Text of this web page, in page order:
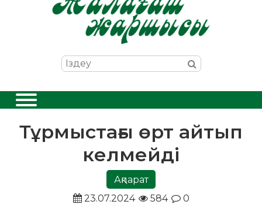
Тұрмыстағы өрт айтып
келмейді
Ақпарат
23.07.2024
584 0